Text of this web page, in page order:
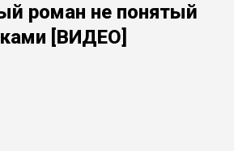
роман не понятый
[ВИДЕО]